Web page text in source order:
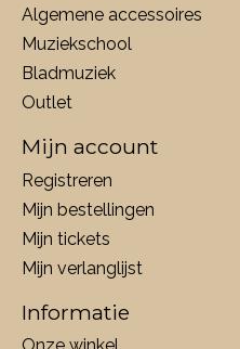
Algemene accessoires
Muziekschool
Bladmuziek
Outlet
Mijn account
Registreren
Mijn bestellingen
Mijn tickets
Mijn verlanglijst
Informatie